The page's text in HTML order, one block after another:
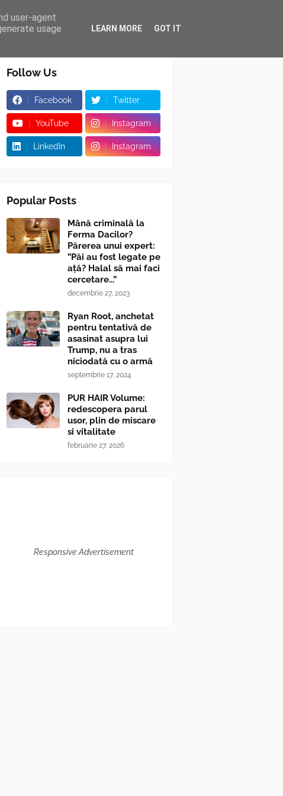
Follow Us
Facebook Twitter
YouTube Instagram
LinkedIn Instagram
Popular Posts
Mână criminală la
Ferma Dacilor?
Părerea unui expert:
”Păi au fost legate pe
ață? Halal să mai faci
cercetare...”
decembrie 27, 2023
Ryan Root, anchetat
pentru tentativă de
asasinat asupra lui
Trump, nu a tras
niciodată cu o armă
septembrie 17, 2024
PUR HAIR Volume:
redescopera parul
usor, plin de miscare
si vitalitate
februarie 27, 2026
Responsive Advertisement
user-agent
usage
LEARN MORE GOT IT